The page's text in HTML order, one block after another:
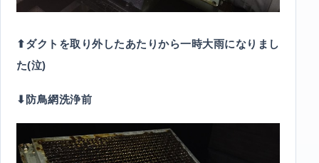
⬆︎ダクトを取り外したあたりから一時大雨になりまし
た(泣)
⬇︎防鳥網洗浄前